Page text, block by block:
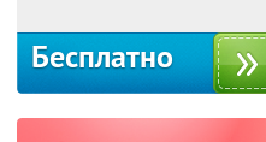
Бесплатно